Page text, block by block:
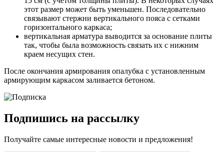
этот размер может быть уменьшен. Последовательно
связывают стержни вертикального пояса с сетками
горизонтального каркаса;
вертикальная арматура выводится за основание плиты
так, чтобы была возможность связать их с нижним
краем несущих стен.
После окончания армирования опалубка с установленным
армирующим каркасом заливается бетоном.
Подпишись на рассылку
Получайте самые интересные новости и предложения!